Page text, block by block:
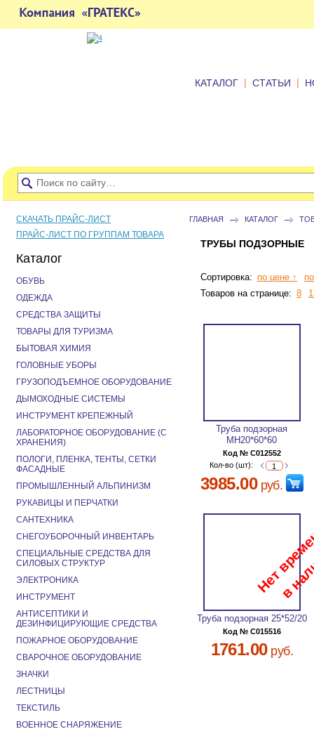
КАТАЛОГ | СТАТЬИ |
ГЛАВНАЯ КАТАЛОГ
ТРУБЫ ПОДЗОРНЫЕ
Сортировка: по цене ↑
Товаров на странице: 8
Труба подзорная
МН20*60*60
Код № C012552
Кол-во (шт):
3985.00руб.
Труба подзорная 25*52/20
Код № C015516
1761.00руб.
СКАЧАТЬ ПРАЙС-ЛИСТ
ПРАЙС-ЛИСТ ПО ГРУППАМ ТОВАРА
Каталог
ОБУВЬ
ОДЕЖДА
СРЕДСТВА ЗАЩИТЫ
ТОВАРЫ ДЛЯ ТУРИЗМА
БЫТОВАЯ ХИМИЯ
ГОЛОВНЫЕ УБОРЫ
ГРУЗОПОДЪЕМНОЕ ОБОРУДОВАНИЕ
ДЫМОХОДНЫЕ СИСТЕМЫ
ИНСТРУМЕНТ КРЕПЕЖНЫЙ
ЛАБОРАТОРНОЕ ОБОРУДОВАНИЕ (С
ХРАНЕНИЯ)
ПОЛОГИ, ПЛЕНКА, ТЕНТЫ, СЕТКИ
ФАСАДНЫЕ
ПРОМЫШЛЕННЫЙ АЛЬПИНИЗМ
РУКАВИЦЫ И ПЕРЧАТКИ
САНТЕХНИКА
СНЕГОУБОРОЧНЫЙ ИНВЕНТАРЬ
СПЕЦИАЛЬНЫЕ СРЕДСТВА ДЛЯ
СИЛОВЫХ СТРУКТУР
ЭЛЕКТРОНИКА
ИНСТРУМЕНТ
АНТИСЕПТИКИ И
ДЕЗИНФИЦИРУЮЩИЕ СРЕДСТВА
ПОЖАРНОЕ ОБОРУДОВАНИЕ
СВАРОЧНОЕ ОБОРУДОВАНИЕ
ЗНАЧКИ
ЛЕСТНИЦЫ
ТЕКСТИЛЬ
ВОЕННОЕ СНАРЯЖЕНИЕ